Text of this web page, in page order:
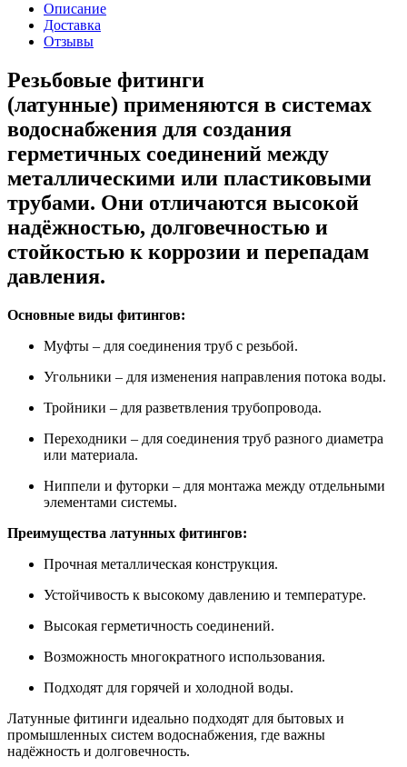
Описание
Доставка
Отзывы
Резьбовые фитинги
(латунные) применяются в системах
водоснабжения для создания
герметичных соединений между
металлическими или пластиковыми
трубами. Они отличаются высокой
надёжностью, долговечностью и
стойкостью к коррозии и перепадам
давления.
Основные виды фитингов:
Муфты – для соединения труб с резьбой.
Угольники – для изменения направления потока воды.
Тройники – для разветвления трубопровода.
Переходники – для соединения труб разного диаметра
или материала.
Ниппели и футорки – для монтажа между отдельными
элементами системы.
Преимущества латунных фитингов:
Прочная металлическая конструкция.
Устойчивость к высокому давлению и температуре.
Высокая герметичность соединений.
Возможность многократного использования.
Подходят для горячей и холодной воды.
Латунные фитинги идеально подходят для бытовых и
промышленных систем водоснабжения, где важны
надёжность и долговечность.